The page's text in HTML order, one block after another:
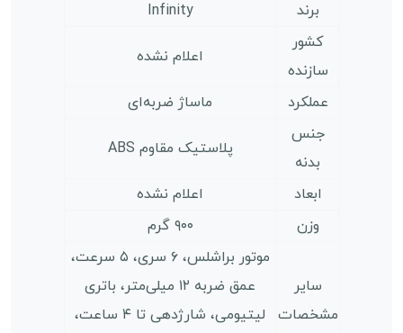
برند
Infinity
کشور
سازنده
اعلام نشده
عملکرد
ماساژ ضربه‌ای
جنس
بدنه
پلاستیک مقاوم ABS
ابعاد
اعلام نشده
وزن
۹۰۰ گرم
سایر
مشخصات
موتور براشلس، ۶ سری، ۵ سرعت،
عمق ضربه ۱۲ میلی‌متر، باتری
لیتیومی، شارژدهی تا ۴ ساعت،